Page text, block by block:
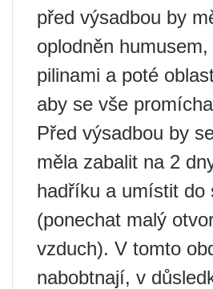
před výsadbou by
oplodněn
pilinami a poté
aby se vše
Před výsadbou by
měla zabalit na 2
hadříku a umístit do
(ponechat malý
vzduch). V tomto
nabobtnají, v